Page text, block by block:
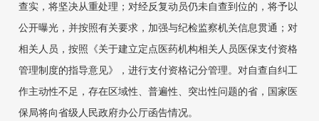
查实，将坚决从重处理；对经反复动员仍未自查到位的，将予以
公开曝光，并按照有关要求，加强与纪检监察机关信息贯通；对
相关人员，按照《关于建立定点医药机构相关人员医保支付资格
管理制度的指导意见》，进行支付资格记分管理。对自查自纠工
作主动性不足，存在区域性、普遍性、突出性问题的省，国家医
保局将向省级人民政府办公厅函告情况。